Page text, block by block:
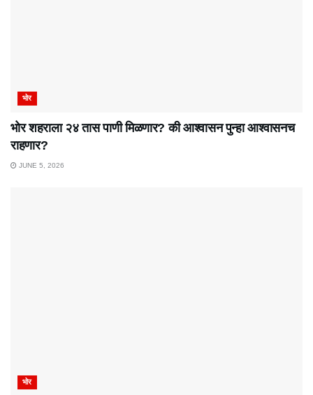
भोर
भोर शहराला २४ तास पाणी मिळणार? की आश्वासन पुन्हा आश्वासनच
राहणार?
JUNE 5, 2026
भोर